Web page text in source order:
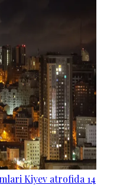
Kiyev atrofida 14